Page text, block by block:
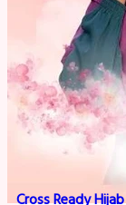
Cross Ready Hijab